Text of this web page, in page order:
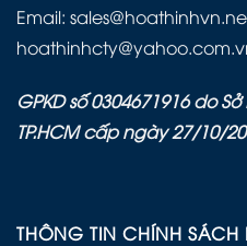
Email:
GPKD số 0304671916 do
TP.HCM cấp ngày 27/10/
THÔNG TIN CHÍNH